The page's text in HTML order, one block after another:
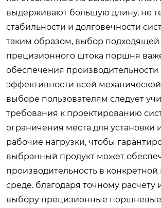
выдерживают большую длину, не
стабильности и долговечности
таким образом, выбор
прецизионного штока поршня
обеспечения производительности
эффективности всей
выборе пользователям следует
требования к проектированию
ограничения места для
рабочие нагрузки, чтобы
выбранный продукт может
производительность в
среде. благодаря точному расчету
выбору прецизионные